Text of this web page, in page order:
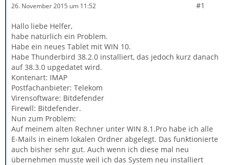
26. November 2015 um 11:52 #1
Hallo liebe Helfer,
habe natürlich ein Problem.
Habe ein neues Tablet mit WIN 10.
Habe Thunderbird 38.2.0 installiert, das jedoch kurz danach
auf 38.3.0 upgedatet wird.
Kontenart: IMAP
Postfachanbieter: Telekom
Virensoftware: Bitdefender
Firewll: Bitdefender.
Nun zum Problem:
Auf meinem alten Rechner unter WIN 8.1.Pro habe ich alle
E-Mails in einem lokalen Ordner abgelegt. Das funktionierte
auch bisher sehr gut. Auch wenn ich diese mal neu
übernehmen musste weil ich das System neu installiert